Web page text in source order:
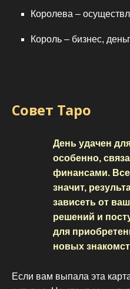
Королева –
Король – бизнес,
Совет Таро
День удачен
особенно,
финансами.
значит,
зависеть от
решений и
для
новых
Если вам выпала эта